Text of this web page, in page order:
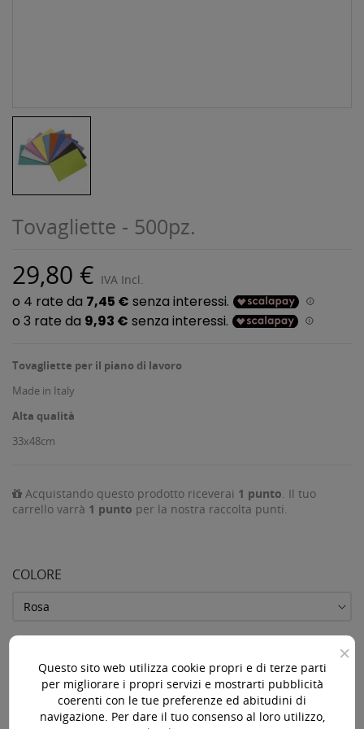
Tovagliette - 500pz.
29,80 € IVA Incl.
Tovagliette per il piano di lavoro
Made in Italy
Alta qualità
33x48cm
Acquistando questo prodotto riceverai 1 punto . Il tuo
carrello varrà 1 punto per la nostra raccolta punti.
COLORE
AGGIUNGI AL CARRELLO 
Disponibile
×
Questo sito web utilizza cookie propri e di terze parti
per migliorare i propri servizi e mostrarti pubblicità
coerenti con le tue preferenze ed abitudini di
navigazione. Per dare il tuo consenso al loro utilizzo,